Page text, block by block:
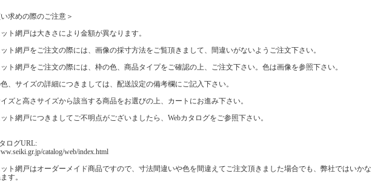
求めの際のご注意＞
ト網戸は大きさにより金額が異なります。
ト網戸をご注文の際には、画像の採寸方法をご覧頂きまして、間違いがないようご注文下さい。
ト網戸をご注文の際には、枠の色、商品タイプをご確認の上、ご注文下さい。色は画像を参照下さい。
、サイズの詳細につきましては、配送設定の備考欄にご記入下さい。
ズと高さサイズから該当する商品をお選びの上、カートにお進み下さい。
ト網戸につきましてご不明点がございましたら、Webカタログをご参照下さい。
ログURL:
catalog/web/index.html
ト網戸はオーダーメイド商品ですので、寸法間違いや色を間違えてご注文頂きました場合でも、弊社ではいか
す。